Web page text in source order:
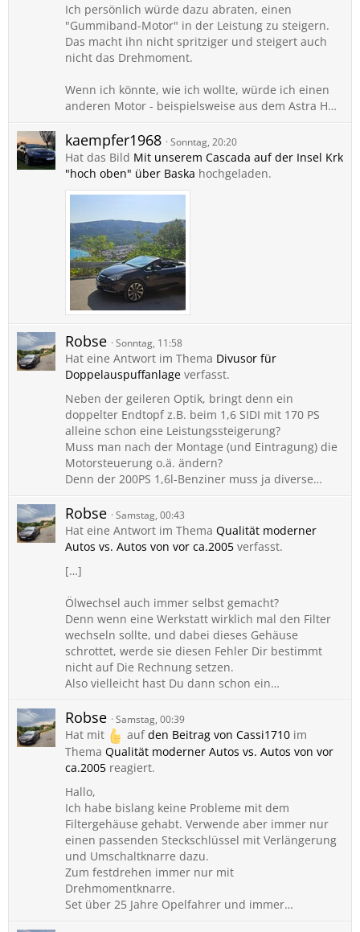
Ich persönlich würde dazu abraten, einen
"Gummiband-Motor" in der Leistung zu steigern.
Das macht ihn nicht spritziger und steigert auch
nicht das Drehmoment.
Wenn ich könnte, wie ich wollte, würde ich einen
anderen Motor - beispielsweise aus dem Astra H…
kaempfer1968 Sonntag, 20:20
Hat das Bild Mit unserem Cascada auf der Insel Krk
"hoch oben" über Baska hochgeladen.
Robse Sonntag, 11:58
Hat eine Antwort im Thema Divusor für
Doppelauspuffanlage verfasst.
Neben der geileren Optik, bringt denn ein
doppelter Endtopf z.B. beim 1,6 SIDI mit 170 PS
alleine schon eine Leistungssteigerung?
Muss man nach der Montage (und Eintragung) die
Motorsteuerung o.ä. ändern?
Denn der 200PS 1,6l-Benziner muss ja diverse…
Robse Samstag, 00:43
Hat eine Antwort im Thema Qualität moderner
Autos vs. Autos von vor ca.2005 verfasst.
[…]
Ölwechsel auch immer selbst gemacht?
Denn wenn eine Werkstatt wirklich mal den Filter
wechseln sollte, und dabei dieses Gehäuse
schrottet, werde sie diesen Fehler Dir bestimmt
nicht auf Die Rechnung setzen.
Also vielleicht hast Du dann schon ein…
Robse Samstag, 00:39
Hat mit aufden Beitrag von Cassi1710 im
Thema Qualität moderner Autos vs. Autos von vor
ca.2005 reagiert.
Hallo,
Ich habe bislang keine Probleme mit dem
Filtergehäuse gehabt. Verwende aber immer nur
einen passenden Steckschlüssel mit Verlängerung
und Umschaltknarre dazu.
Zum festdrehen immer nur mit
Drehmomentknarre.
Set über 25 Jahre Opelfahrer und immer…